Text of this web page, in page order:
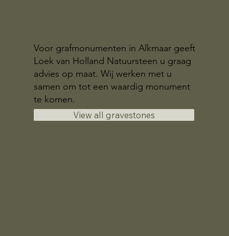
Voor grafmonumenten in Alkmaar geeft
Loek van Holland Natuursteen u graag
advies op maat. Wij werken met u
samen om tot een waardig monument
te komen.
View all gravestones